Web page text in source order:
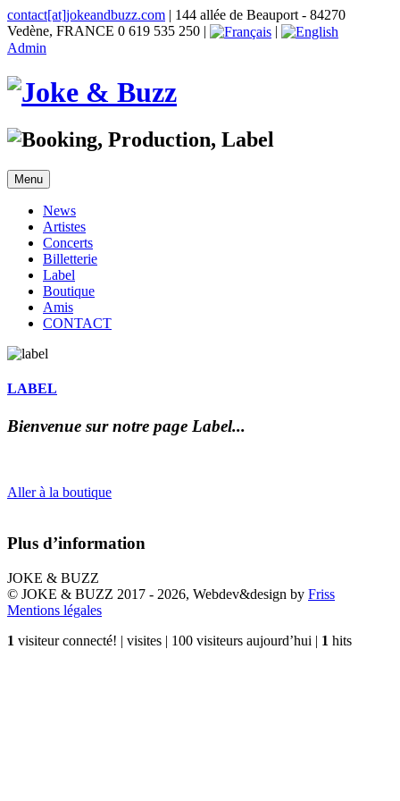
contact[at]jokeandbuzz.com | 144 allée de Beauport - 84270
Vedène, FRANCE 0 619 535 250 |
|
Admin
Menu
News
Artistes
Concerts
Billetterie
Label
Boutique
Amis
CONTACT
LABEL
Bienvenue sur notre page Label...
Aller à la boutique
Plus d’information
JOKE & BUZZ
© JOKE & BUZZ 2017 - 2026, Webdev&design by Friss
Mentions légales
1 visiteur connecté! | visites | 100 visiteurs aujourd’hui | 1 hits